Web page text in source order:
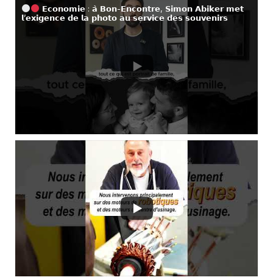
𝗘𝗰𝗼𝗻𝗼𝗺𝗶𝗲 : 𝗮̀ 𝗕𝗼𝗻-𝗘𝗻𝗰𝗼𝗻𝘁𝗿𝗲, 𝗦𝗶𝗺𝗼𝗻 𝗔𝗯𝗶𝗸𝗲𝗿 𝗺𝗲𝘁
𝗹’𝗲𝘅𝗶𝗴𝗲𝗻𝗰𝗲 𝗱𝗲 𝗹𝗮 𝗽𝗵𝗼𝘁𝗼 𝗮𝘂 𝘀𝗲𝗿𝘃𝗶𝗰𝗲 𝗱𝗲𝘀 𝘀𝗼𝘂𝘃𝗲𝗻𝗶𝗿𝘀